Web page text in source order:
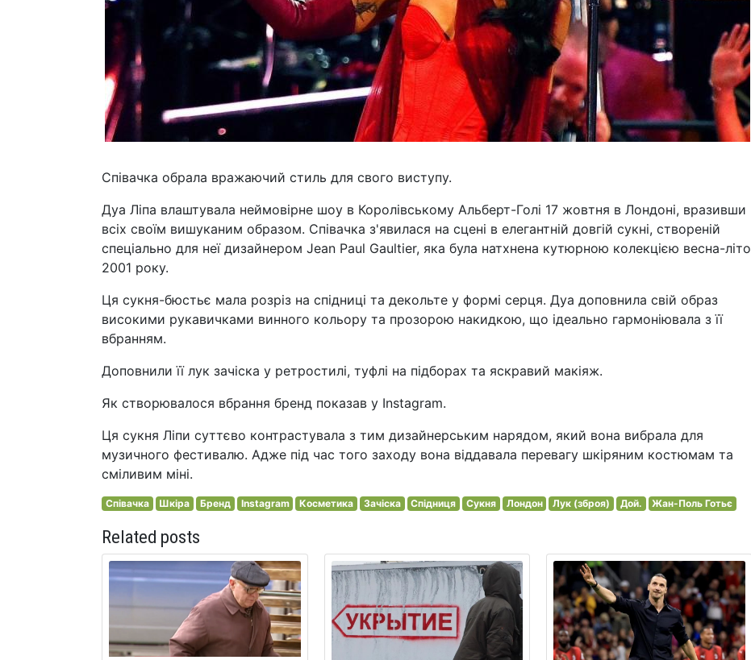
Співачка обрала вражаючий стиль для свого виступу.
Дуа Ліпа влаштувала неймовірне шоу в Королівському Альберт-Голі 17 жовтня в Лондоні, вразивши
всіх своїм вишуканим образом. Співачка з'явилася на сцені в елегантній довгій сукні, створеній
спеціально для неї дизайнером Jean Paul Gaultier, яка була натхнена кутюрною колекцією весна-літо
2001 року.
Ця сукня-бюстьє мала розріз на спідниці та декольте у формі серця. Дуа доповнила свій образ
високими рукавичками винного кольору та прозорою накидкою, що ідеально гармоніювала з її
вбранням.
Доповнили її лук зачіска у ретростилі, туфлі на підборах та яскравий макіяж.
Як створювалося вбрання бренд показав у Instagram.
Ця сукня Ліпи суттєво контрастувала з тим дизайнерським нарядом, який вона вибрала для
музичного фестивалю. Адже під час того заходу вона віддавала перевагу шкіряним костюмам та
сміливим міні.
Співачка Шкіра Бренд Instagram Косметика Зачіска Спідниця Сукня Лондон Лук (зброя) Дой. Жан-Поль Готьє
Related posts